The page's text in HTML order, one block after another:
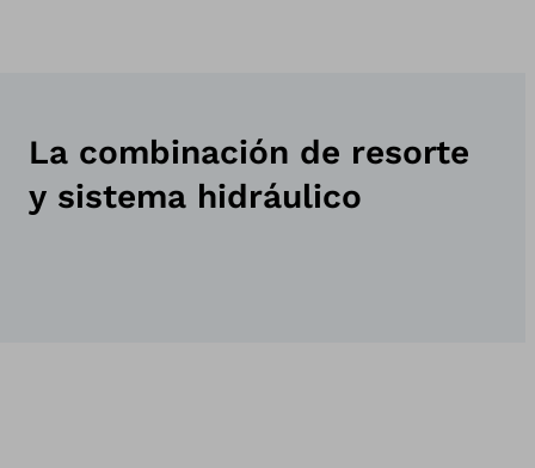
La combinación de resorte
y sistema hidráulico